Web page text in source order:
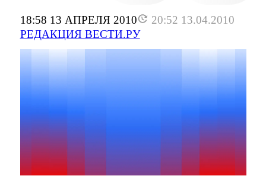
18:58 13 АПРЕЛЯ 2010
20:52 13.04.2010
РЕДАКЦИЯ ВЕСТИ.РУ